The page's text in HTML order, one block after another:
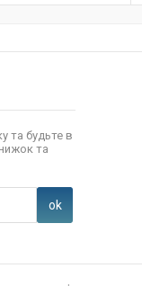
та будьте в
та
ok